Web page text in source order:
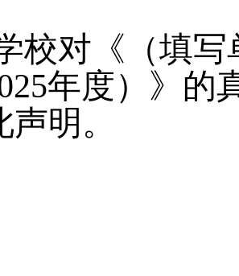
校对《（填
年度）》的
明。